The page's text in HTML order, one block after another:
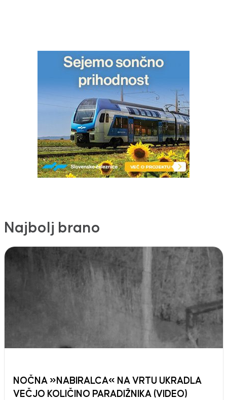
Najbolj brano
NOČNA »NABIRALCA« NA VRTU UKRADLA
VEČJO KOLIČINO PARADIŽNIKA (VIDEO)